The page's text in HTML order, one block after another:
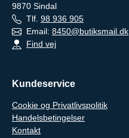
9870 Sindal
Tlf. 98 936 905
Email: 8450@butiksmail.dk
Find vej
Kundeservice
Cookie og Privatlivspolitik
Handelsbetingelser
Kontakt